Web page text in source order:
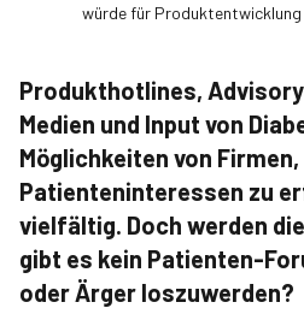
würde für Produktentwicklung
Produkthotlines,
Medien und Input von
Möglichkeiten von Firmen,
Patienteninteressen zu
vielfältig. Doch werden
gibt es kein Patienten-
oder Ärger loszuwerden?